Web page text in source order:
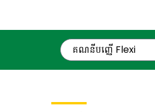
គណនីបញ្ញើ Flexi